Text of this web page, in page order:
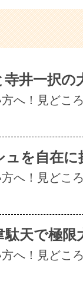
寺井一択
方へ！見どこ
ュを自在
方へ！見どこ
駄天で極
方へ！見どこ